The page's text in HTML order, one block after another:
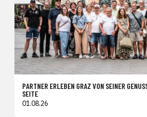
PARTNER ERLEBEN GRAZ VON SEINER
SEITE
01.08.26